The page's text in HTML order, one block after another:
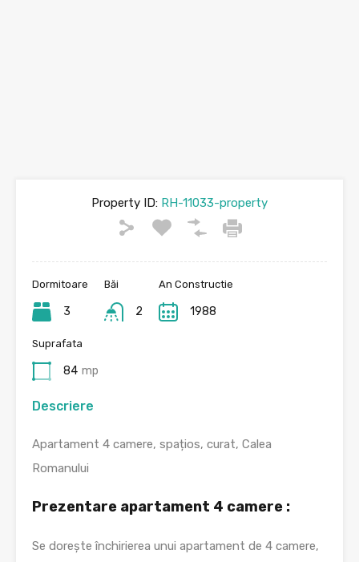
Property ID: RH-11033-property
Dormitoare
3
Băi
2
An Constructie
1988
Suprafata
84 mp
Descriere
Apartament 4 camere, spațios, curat, Calea
Romanului
Prezentare apartament 4 camere :
Se dorește închirierea unui apartament de 4 camere,